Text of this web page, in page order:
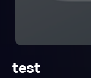
test